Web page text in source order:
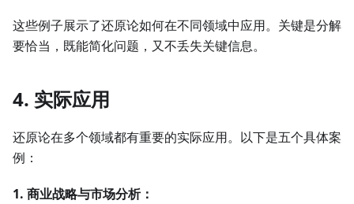
这些例子展示了还原论如何在不同领域中应用。关键是分解
要恰当，既能简化问题，又不丢失关键信息。
4. 实际应用
还原论在多个领域都有重要的实际应用。以下是五个具体案
例：
1. 商业战略与市场分析：